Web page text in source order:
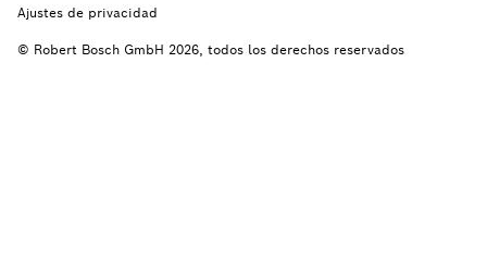
Ajustes de privacidad
© Robert Bosch GmbH 2026, todos los derechos reservados